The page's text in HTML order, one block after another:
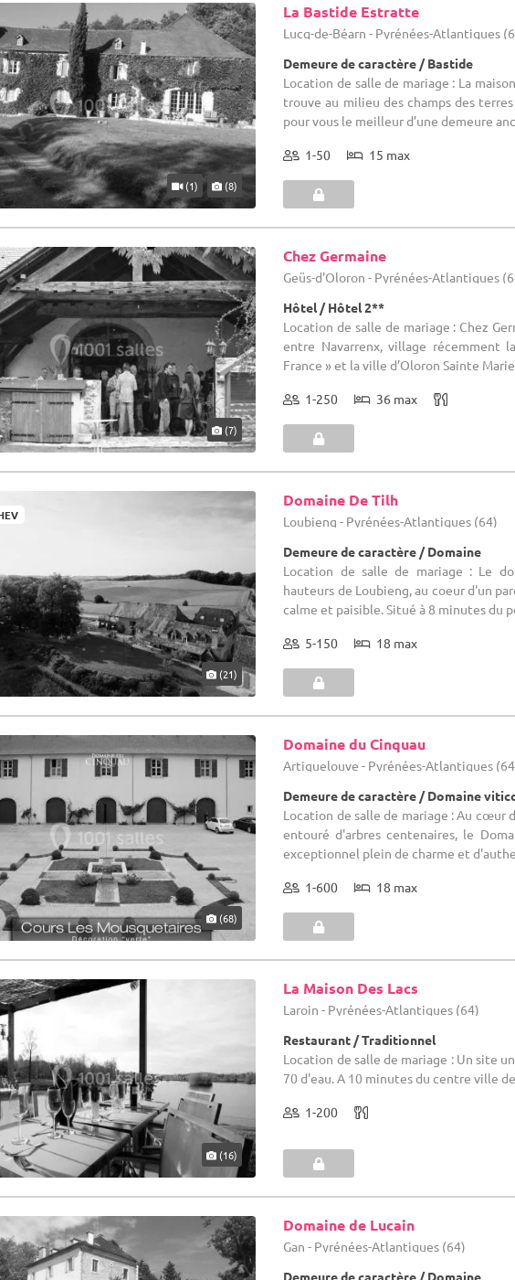
(1) (8)
La Bastide Estratte
Lucq-de-Béarn - Pyrénées-Atlantiques
Demeure de caractère / Bastide
Location de salle de mariage : La
trouve au milieu des champs des
pour vous le meilleur d’une demeure
1-50 15 max
(7)
Chez Germaine
Geüs-d'Oloron - Pyrénées-Atlantiques
Hôtel / Hôtel 2**
Location de salle de mariage : Chez
entre Navarrenx, village récemment
France » et la ville d’Oloron Sainte
1-250 36 max
(21)
Domaine De Tilh
Loubieng - Pyrénées-Atlantiques (64)
Demeure de caractère / Domaine
Location de salle de mariage : Le
hauteurs de Loubieng, au coeur d'un
calme et paisible. Situé à 8 minutes du
5-150 18 max
(68)
Domaine du Cinquau
Artiguelouve - Pyrénées-Atlantiques
Demeure de caractère / Domaine
Location de salle de mariage : Au cœur
entouré d'arbres centenaires, le
exceptionnel plein de charme et
1-600 18 max
(16)
La Maison Des Lacs
Laroin - Pyrénées-Atlantiques (64)
Restaurant / Traditionnel
Location de salle de mariage : Un site
70 d'eau. A 10 minutes du centre ville
1-200
Domaine de Lucain
Gan - Pyrénées-Atlantiques (64)
Demeure de caractère / Domaine